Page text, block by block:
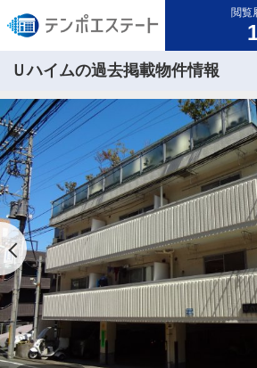
閲覧
Ｕハイムの過去掲載物件情報